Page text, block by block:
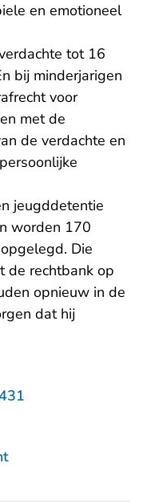
en emotioneel
tot 16
bij minderjarigen
voor
met de
de verdachte en
jeugddetentie
worden 170
Die
de rechtbank op
opnieuw in de
dat hij